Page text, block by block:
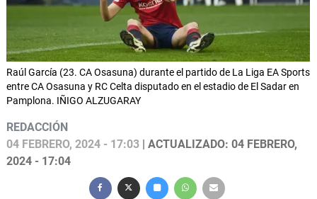
Raúl García (23. CA Osasuna) durante el partido de La Liga EA Sports
entre CA Osasuna y RC Celta disputado en el estadio de El Sadar en
Pamplona. IÑIGO ALZUGARAY
REDACCIÓN
04 FEBRERO, 2024 - 17:03 | ACTUALIZADO: 04 FEBRERO,
2024 - 17:04